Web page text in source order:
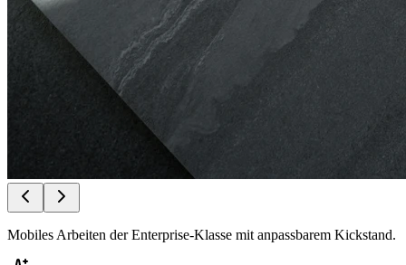
Mobiles Arbeiten der Enterprise-Klasse mit anpassbarem Kickstand.